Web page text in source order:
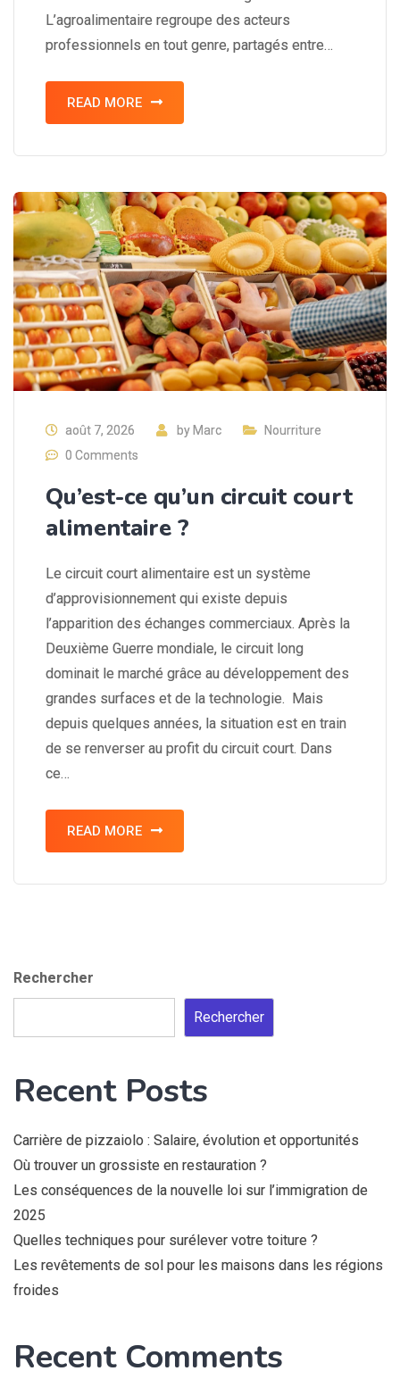
L’agroalimentaire regroupe des acteurs
professionnels en tout genre, partagés entre…
READ MORE
août 7, 2026 byMarc
Nourriture
0 Comments
Qu’est-ce qu’un circuit court
alimentaire ?
Le circuit court alimentaire est un système
d’approvisionnement qui existe depuis
l’apparition des échanges commerciaux. Après la
Deuxième Guerre mondiale, le circuit long
dominait le marché grâce au développement des
grandes surfaces et de la technologie. Mais
depuis quelques années, la situation est en train
de se renverser au profit du circuit court. Dans
ce…
READ MORE
Rechercher
Rechercher
Recent Posts
Carrière de pizzaiolo : Salaire, évolution et opportunités
Où trouver un grossiste en restauration ?
Les conséquences de la nouvelle loi sur l’immigration de
2025
Quelles techniques pour surélever votre toiture ?
Les revêtements de sol pour les maisons dans les régions
froides
Recent Comments